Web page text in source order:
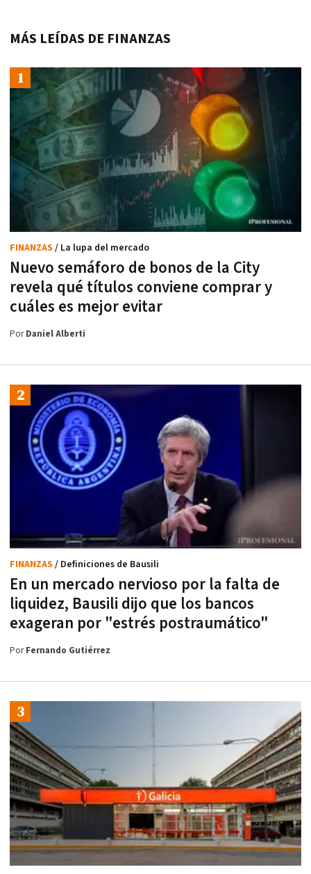
MÁS LEÍDAS DE FINANZAS
Nuevo semáforo de bonos de la City
revela qué títulos conviene comprar y
cuáles es mejor evitar
FINANZAS / La lupa del mercado
PorDaniel Alberti
En un mercado nervioso por la falta de
liquidez, Bausili dijo que los bancos
exageran por "estrés postraumático"
FINANZAS / Definiciones de Bausili
PorFernando Gutiérrez